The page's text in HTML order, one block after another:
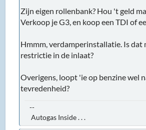
Zijn eigen rollenbank? Hou 't geld
Verkoop je G3, en koop een TDI of
Hmmm, verdamperinstallatie. Is dat
restrictie in de inlaat?
Overigens, loopt 'ie op benzine wel
tevredenheid?
--
Autogas Inside . . .